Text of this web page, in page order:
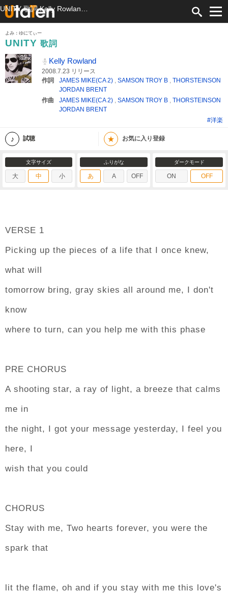
よみ：ゆにてぃー
UNITY 歌詞
Kelly Rowland
2008.7.23 リリース
作詞
JAMES MIKE(CA 2) ,SAMSON TROY B ,THORSTEINSON
JORDAN BRENT
作曲
JAMES MIKE(CA 2) ,SAMSON TROY B ,THORSTEINSON
JORDAN BRENT
#洋楽
試聴 ★ お気に入り登録
文字サイズ
大 中 小
ふりがな
あ A OFF
ダークモード
ON OFF
VERSE 1
Picking up the pieces of a life that I once knew,
what will
tomorrow bring, gray skies all around me, I don't
know
where to turn, can you help me with this phase
PRE CHORUS
A shooting star, a ray of light, a breeze that calms
me in
the night, I got your message yesterday, I feel you
here, I
wish that you could
CHORUS
Stay with me, Two hearts forever, you were the
spark that
lit the flame, oh and if you stay with me this love's